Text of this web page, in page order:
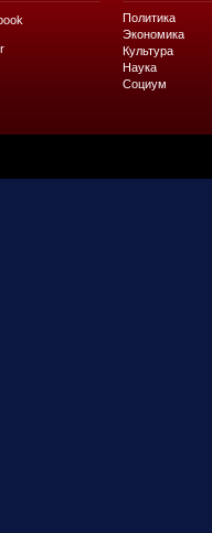
Политика
Экономика
Культура
Наука
Социум